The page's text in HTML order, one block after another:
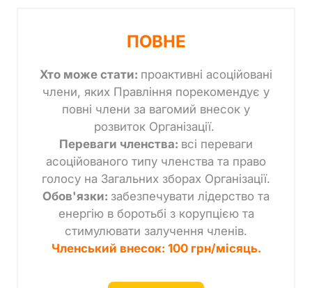
ПОВНЕ
Хто може стати: проактивні асоційовані
члени, яких Правління порекомендує у
повні члени за вагомий внесок у
розвиток Організації.
Переваги членства: всі переваги
асоційованого типу членства та право
голосу на Загальних зборах Організації.
Обов'язки: забезпечувати лідерство та
енергію в боротьбі з корупцією та
стимулювати залучення членів.
Членський внесок: 100 грн/місяць.